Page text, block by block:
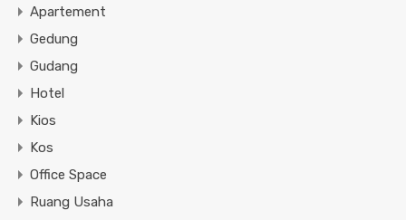
Apartement
Gedung
Gudang
Hotel
Kios
Kos
Office Space
Ruang Usaha